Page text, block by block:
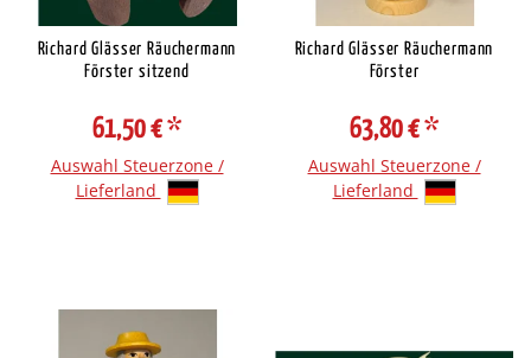
Richard Glässer Räuchermann
Förster sitzend
61,50 €*
Auswahl Steuerzone /
Lieferland
Richard Glässer Räuchermann
Förster
63,80 €*
Auswahl Steuerzone /
Lieferland